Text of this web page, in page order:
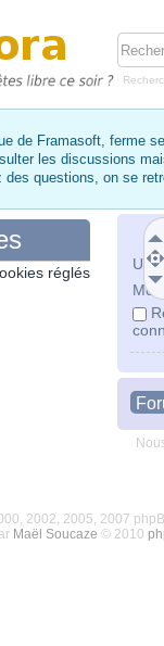
de Framasoft, ferme
les discussions
des questions, on se
Mot
réglés
2002, 2005, 2007
Maël Soucaze © 2010